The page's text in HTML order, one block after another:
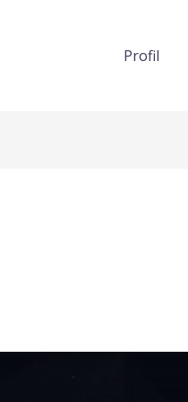
Profil